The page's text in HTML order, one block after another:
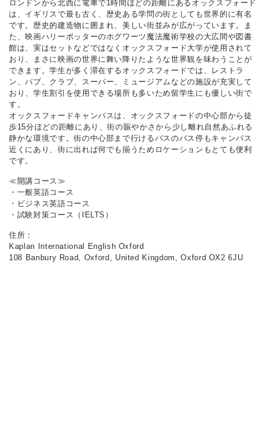
ロンドンから北西に電車で1時間ほどの距離にあるオックスフォード
は、イギリスで最も古く、歴史ある学問の街としても世界的に有名
です。歴史的建造物に囲まれ、美しい街並みが広がっています。ま
た、映画ハリーポッターのホグワーツ魔法魔術学校の大広間や図書
館は、実はセットなどではなくオックスフォード大学が使用されて
おり、まさに映画の世界に舞い降りたような世界観を味わうことが
できます。学生が多く滞在するオックスフォードでは、レストラ
ン、パブ、クラブ、スーパー、ミュージアムなどの施設が充実して
おり、学生割引を使用できる場所も多いため留学生にも優しい街で
す。
オックスフォードキャンパスは、オックスフォードの中心部から徒
歩15分ほどの距離にあり、街の賑やかさから少し離れ自然あふれる
静かな環境です。街の中心部まで行けるバスのバス停もキャンパス
近くにあり、街に出れば何でも揃うためロケーションもとても便利
です。
≪開講コース≫
・一般英語コース
・ビジネス英語コース
・試験対策コース（IELTS）
住所：
Kaplan International English Oxford
108 Banbury Road, Oxford, United Kingdom, Oxford OX2 6JU